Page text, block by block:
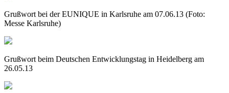
Grußwort bei der EUNIQUE in Karlsruhe am 07.06.13 (Foto:
Messe Karlsruhe)
Grußwort beim Deutschen Entwicklungstag in Heidelberg am
26.05.13